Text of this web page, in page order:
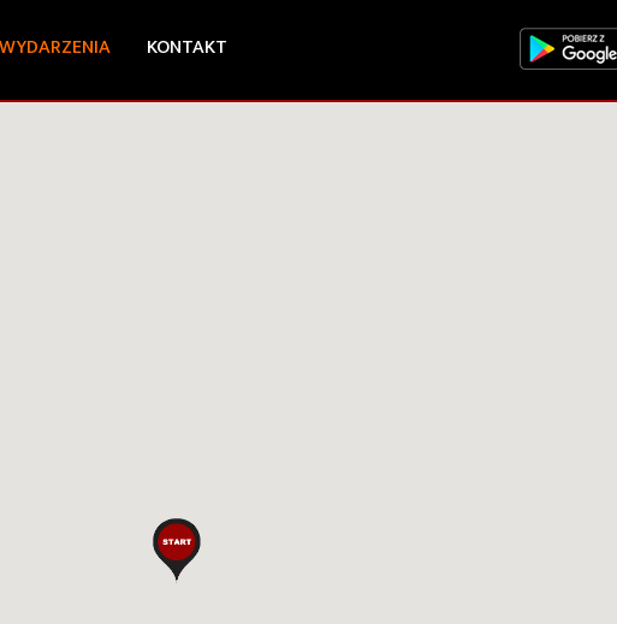
WYDARZENIA KONTAKT